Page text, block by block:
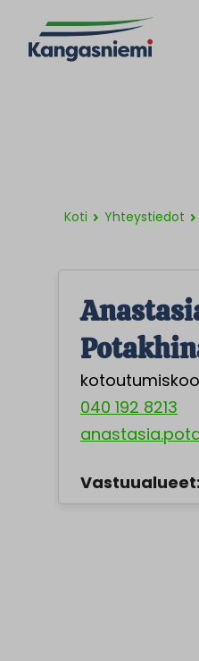
Koti Yhteystiedot
040 192 8213
Vastuualueet: